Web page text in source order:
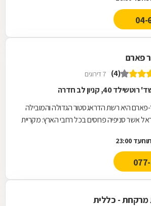
פארם
(4) 7 דירוגים
רוטשילד 40, קניון לב חדרה
פארם היא רשת הדראגסטור הגדולה והמובילה
אשר סניפיה פרוסים בכל רחבי הארץ: מקריית
עד 23:00
מרקחת - כללית